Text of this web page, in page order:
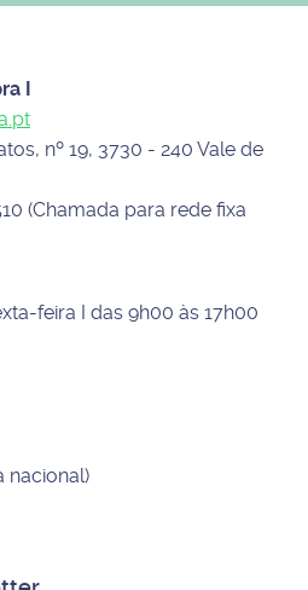
I
nº 19, 3730 - 240 Vale de
(Chamada para rede fixa
feira I das 9h00 às 17h00
nacional)